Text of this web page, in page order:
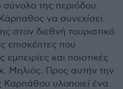
της περιόδου.
να συνεχίσει
στον διεθνή τουριστικό
επισκέπτες που
και ποιοτικές
Μηλιός. Προς αυτήν την
υλοποιεί ένα